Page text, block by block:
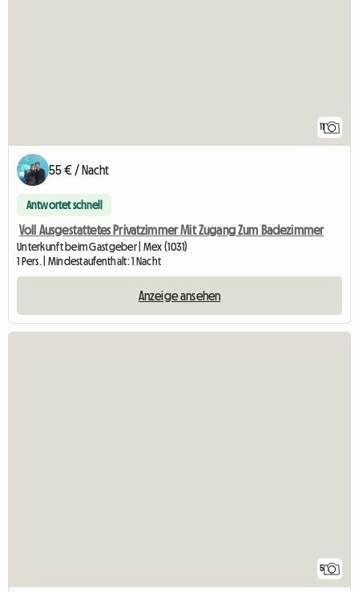
11
55 € / Nacht
Antwortet schnell
Voll Ausgestattetes Privatzimmer Mit Zugang Zum Badezimmer
Unterkunft beim Gastgeber | Mex (1031)
1 Pers. | Mindestaufenthalt: 1 Nacht
Anzeige ansehen
5